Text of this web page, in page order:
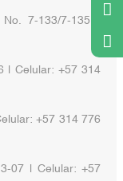
7-133/7-135 |
| Celular: +57 314
+57 314 776
07 | Celular: +57